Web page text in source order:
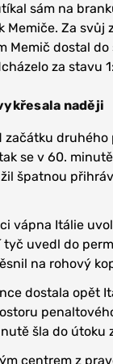
sám na
Za svůj
Memič dostal
za stavu
naději
začátku
se v 60.
špatnou
vápna Itálie
uvedl do
na rohový
dostala opět
šla do útoku
centrem z